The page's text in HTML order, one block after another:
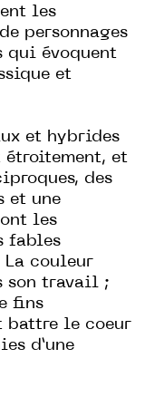
les
personnages
qui évoquent
et
et hybrides
étroitement, et
des
et une
les
fables
couleur
son travail ;
fins
le coeur
d’une